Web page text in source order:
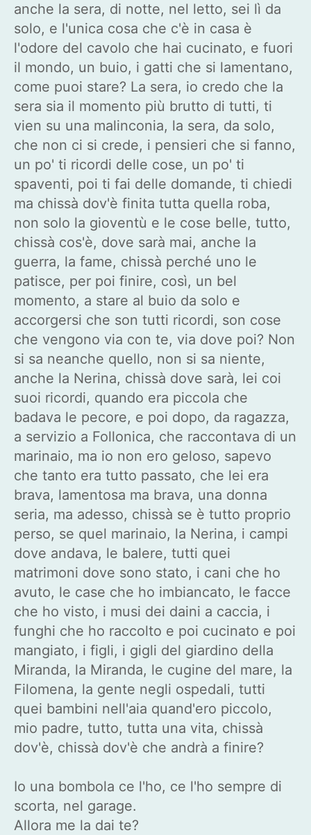
anche la sera, di notte, nel letto, sei lì da
solo, e l'unica cosa che c'è in casa è
l'odore del cavolo che hai cucinato, e fuori
il mondo, un buio, i gatti che si lamentano,
come puoi stare? La sera, io credo che la
sera sia il momento più brutto di tutti, ti
vien su una malinconia, la sera, da solo,
che non ci si crede, i pensieri che si fanno,
un po' ti ricordi delle cose, un po' ti
spaventi, poi ti fai delle domande, ti chiedi
ma chissà dov'è finita tutta quella roba,
non solo la gioventù e le cose belle, tutto,
chissà cos'è, dove sarà mai, anche la
guerra, la fame, chissà perché uno le
patisce, per poi finire, così, un bel
momento, a stare al buio da solo e
accorgersi che son tutti ricordi, son cose
che vengono via con te, via dove poi? Non
si sa neanche quello, non si sa niente,
anche la Nerina, chissà dove sarà, lei coi
suoi ricordi, quando era piccola che
badava le pecore, e poi dopo, da ragazza,
a servizio a Follonica, che raccontava di un
marinaio, ma io non ero geloso, sapevo
che tanto era tutto passato, che lei era
brava, lamentosa ma brava, una donna
seria, ma adesso, chissà se è tutto proprio
perso, se quel marinaio, la Nerina, i campi
dove andava, le balere, tutti quei
matrimoni dove sono stato, i cani che ho
avuto, le case che ho imbiancato, le facce
che ho visto, i musi dei daini a caccia, i
funghi che ho raccolto e poi cucinato e poi
mangiato, i figli, i gigli del giardino della
Miranda, la Miranda, le cugine del mare, la
Filomena, la gente negli ospedali, tutti
quei bambini nell'aia quand'ero piccolo,
mio padre, tutto, tutta una vita, chissà
dov'è, chissà dov'è che andrà a finire?
Io una bombola ce l'ho, ce l'ho sempre di
scorta, nel garage.
Allora me la dai te?